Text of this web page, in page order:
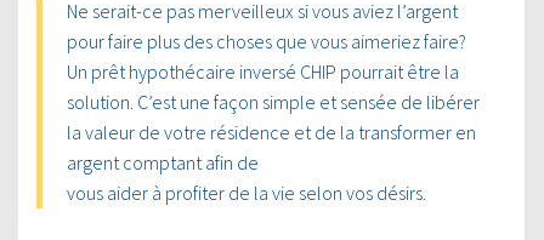
Ne serait-ce pas merveilleux si vous aviez l’argent
pour faire plus des choses que vous aimeriez faire?
Un prêt hypothécaire inversé CHIP pourrait être la
solution. C’est une façon simple et sensée de libérer
la valeur de votre résidence et de la transformer en
argent comptant afin de
vous aider à profiter de la vie selon vos désirs.